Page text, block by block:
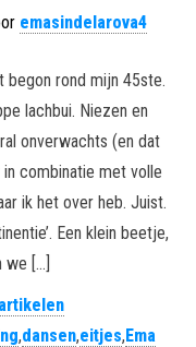
emasindelarova4
begon rond mijn 45ste.
lachbui. Niezen en
onverwachts (en dat
combinatie met volle
ik het over heb. Juist.
Een klein beetje,
we […]
,dansen,eitjes,Ema